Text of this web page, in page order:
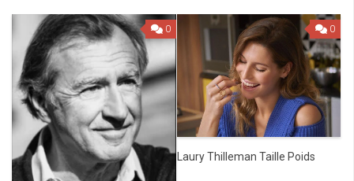
0 0
Laury Thilleman Taille Poids